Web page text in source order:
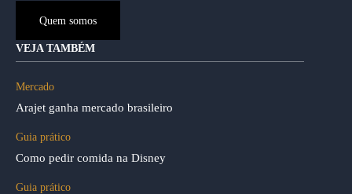
Quem somos
VEJA TAMBÉM
Mercado
Arajet ganha mercado brasileiro
Guia prático
Como pedir comida na Disney
Guia prático